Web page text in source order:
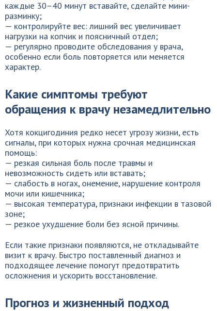
каждые 30–40 минут вставайте, сделайте мини-
разминку;
— контролируйте вес: лишний вес увеличивает
нагрузки на копчик и поясничный отдел;
— регулярно проводите обследования у врача,
особенно если боль повторяется или меняется
характер.
Какие симптомы требуют
обращения к врачу незамедлительно
Хотя кокцигодиния редко несет угрозу жизни, есть
сигналы, при которых нужна срочная медицинская
помощь:
— резкая сильная боль после травмы и
невозможность сидеть или вставать;
— слабость в ногах, онемение, нарушение контроля
мочи или кишечника;
— высокая температура, признаки инфекции в тазовой
зоне;
— резкое ухудшение боли без ясной причины.
Если такие признаки появляются, не откладывайте
визит к врачу. Быстро поставленный диагноз и
подходящее лечение помогут предотвратить
осложнения и ускорить восстановление.
Прогноз и жизненный подход